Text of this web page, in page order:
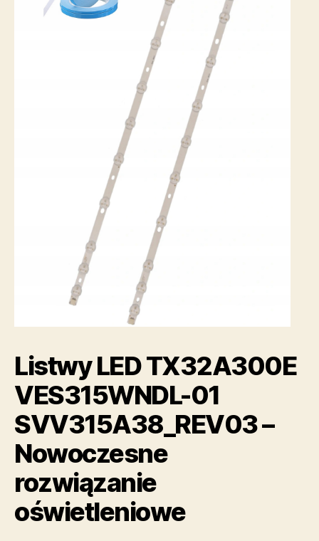
Listwy LED TX32A300E
VES315WNDL-01
SVV315A38_REV03 –
Nowoczesne
rozwiązanie
oświetleniowe